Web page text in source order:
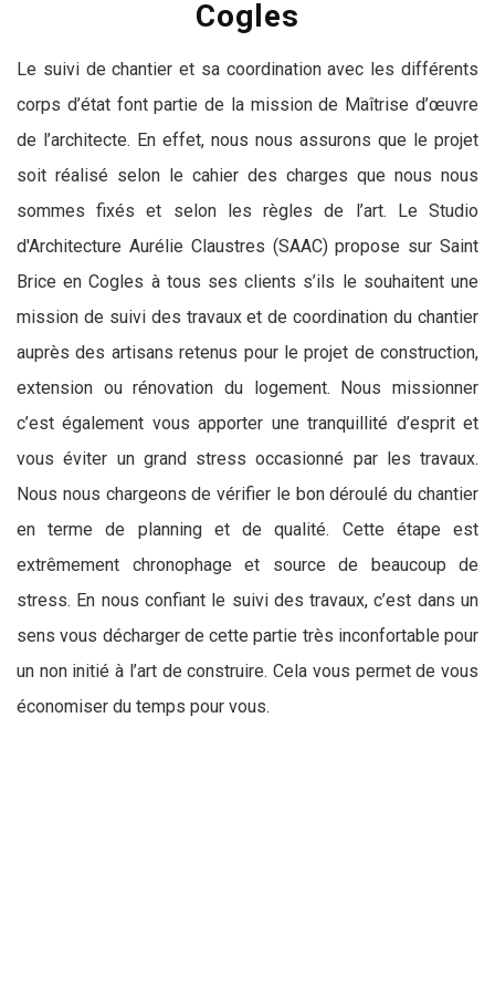
Cogles
Le suivi de chantier et sa coordination avec les différents
corps d’état font partie de la mission de Maîtrise d’œuvre
de l’architecte. En effet, nous nous assurons que le projet
soit réalisé selon le cahier des charges que nous nous
sommes fixés et selon les règles de l’art. Le Studio
d'Architecture Aurélie Claustres (SAAC) propose sur Saint
Brice en Cogles à tous ses clients s’ils le souhaitent une
mission de suivi des travaux et de coordination du chantier
auprès des artisans retenus pour le projet de construction,
extension ou rénovation du logement. Nous missionner
c’est également vous apporter une tranquillité d’esprit et
vous éviter un grand stress occasionné par les travaux.
Nous nous chargeons de vérifier le bon déroulé du chantier
en terme de planning et de qualité. Cette étape est
extrêmement chronophage et source de beaucoup de
stress. En nous confiant le suivi des travaux, c’est dans un
sens vous décharger de cette partie très inconfortable pour
un non initié à l’art de construire. Cela vous permet de vous
économiser du temps pour vous.